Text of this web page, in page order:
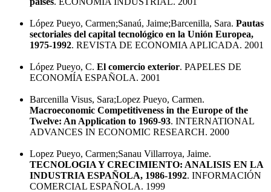
López Pueyo, Carmen;Sanaú, Jaime;Barcenilla, Sara. Pautas
sectoriales del capital tecnológico en la Unión Europea,
1975-1992. REVISTA DE ECONOMIA APLICADA. 2001
López Pueyo, C. El comercio exterior. PAPELES DE
ECONOMÍA ESPAÑOLA. 2001
Barcenilla Visus, Sara;Lopez Pueyo, Carmen.
Macroeconomic Competitiveness in the Europe of the
Twelve: An Application to 1969-93. INTERNATIONAL
ADVANCES IN ECONOMIC RESEARCH. 2000
Lopez Pueyo, Carmen;Sanau Villarroya, Jaime.
TECNOLOGIA Y CRECIMIENTO: ANALISIS EN LA
INDUSTRIA ESPAÑOLA, 1986-1992. INFORMACIÓN
COMERCIAL ESPAÑOLA. 1999